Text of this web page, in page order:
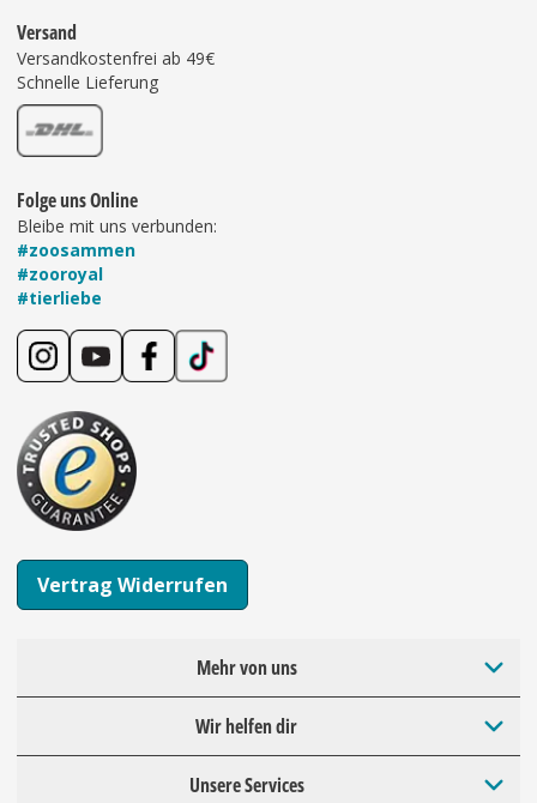
Versand
Versandkostenfrei ab 49€
Schnelle Lieferung
Folge uns Online
Bleibe mit uns verbunden:
#zoosammen
#zooroyal
#tierliebe
Vertrag Widerrufen
Mehr von uns
Wir helfen dir
Unsere Services